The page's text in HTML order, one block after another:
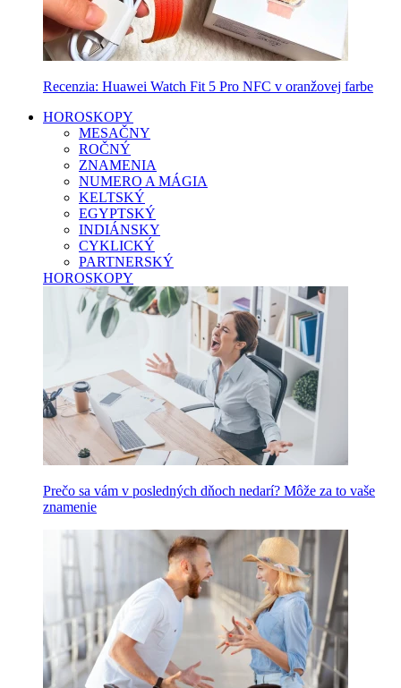
Recenzia: Huawei Watch Fit 5 Pro NFC v oranžovej farbe
HOROSKOPY
MESAČNY
ROČNÝ
ZNAMENIA
NUMERO A MÁGIA
KELTSKÝ
EGYPTSKÝ
INDIÁNSKY
CYKLICKÝ
PARTNERSKÝ
HOROSKOPY
Prečo sa vám v posledných dňoch nedarí? Môže za to vaše
znamenie